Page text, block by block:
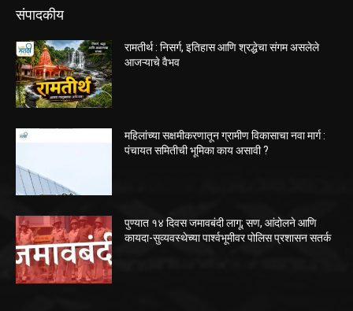
संपादकीय
रामतीर्थ : निसर्ग, इतिहास आणि श्रद्धेचा संगम असलेले
आजऱ्याचे वैभव
महिलांच्या सक्षमीकरणातून ग्रामीण विकासाचा नवा मार्ग :
पंचायत समितीची भूमिका काय असावी ?
पुण्यात १४ दिवस जमावबंदी लागू; सण, आंदोलने आणि
कायदा-सुव्यवस्थेच्या पार्श्वभूमीवर पोलिस प्रशासन सतर्क